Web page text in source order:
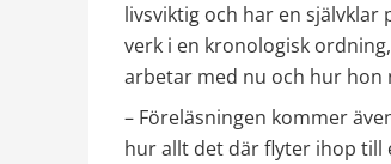
livsviktig och har en
verk i en kronologisk
arbetar med nu och hur hon
– Föreläsningen kommer
hur allt det där flyter ihop till